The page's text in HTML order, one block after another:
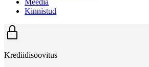
Kinnistud
Krediidisoovitus